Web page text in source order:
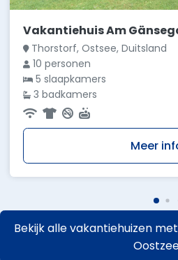
Thorstorf, Ostsee, Duitsland
10 personen
5 slaapkamers
3 badkamers
Meer
Bekijk alle vakantiehuizen